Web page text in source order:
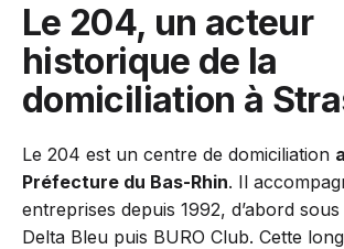
Le 204, un acteur
historique de la
domiciliation à
Le 204 est un centre de domiciliation
Préfecture du Bas-Rhin. Il
entreprises depuis 1992, d’abord
Delta Bleu puis BURO Club. Cette